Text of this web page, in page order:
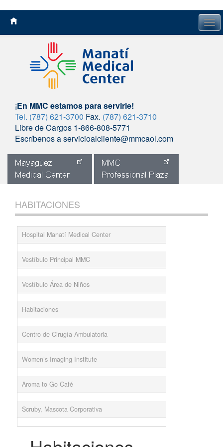
¡En MMC estamos para servirle!
Tel. (787) 621-3700 Fax. (787) 621-3710
Libre de Cargos 1-866-808-5771
Escríbenos a servicioalcliente@mmcaol.com
content
HABITACIONES
Hospital Manatí Medical Center
Vestíbulo Principal MMC
Vestíbulo Área de Niños
Habitaciones
Centro de Cirugía Ambulatoria
Women’s Imaging Institute
Aroma to Go Café
Scruby, Mascota Corporativa